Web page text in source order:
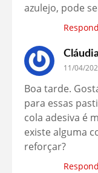
azulejo, pode
11/04/
Boa tarde.
para essas
cola adesiva é
existe alguma
reforçar?